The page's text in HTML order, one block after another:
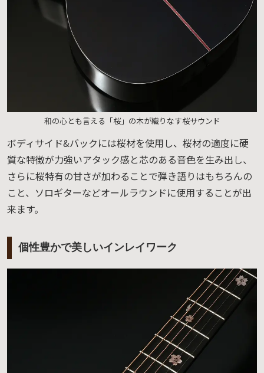
和の心とも言える「桜」の木が織りなす桜サウンド
ボディサイド&バックには桜材を使用し、桜材の適度に硬
質な特徴が力強いアタック感と芯のある音色を生み出し、
さらに桜特有の甘さが加わることで弾き語りはもちろんの
こと、ソロギターなどオールラウンドに使用することが出
来ます。
個性豊かで美しいインレイワーク